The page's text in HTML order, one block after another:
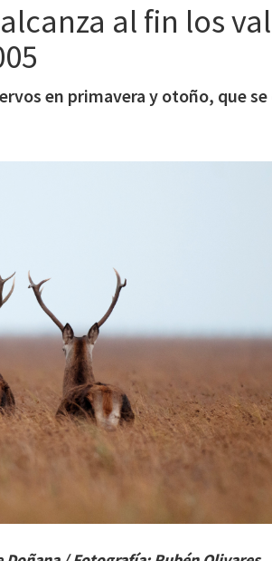
al fin los
en primavera y otoño, que